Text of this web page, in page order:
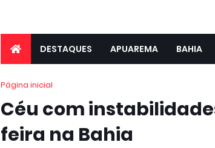
DESTAQUES APUAREMA BAHIA
Página inicial
Céu com
feira na Bahia